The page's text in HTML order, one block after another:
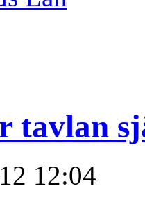
tavlan
12:04